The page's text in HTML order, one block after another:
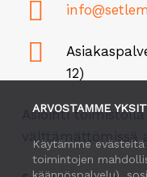
ARVOSTAMME
Käytämme
toimintojen
12)
Asiointi
välttämättömissä